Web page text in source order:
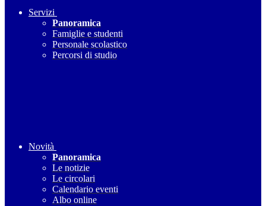
Servizi
Panoramica
Famiglie e studenti
Personale scolastico
Percorsi di studio
Novità
Panoramica
Le notizie
Le circolari
Calendario eventi
Albo online